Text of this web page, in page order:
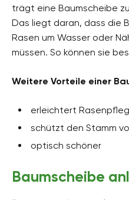
trägt eine Baumscheibe
Das liegt daran, dass die
Rasen um Wasser oder
müssen. So können sie
Weitere Vorteile einer
erleichtert
schützt den Stamm
optisch schöner
Baumscheibe